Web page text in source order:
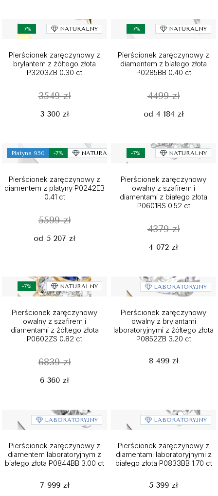
-7% NATURALNY
Pierścionek zaręczynowy z
brylantem z żółtego złota
P3203ZB 0.30 ct
3549 zł
3 300 zł
-7% NATURALNY
Pierścionek zaręczynowy z
diamentem z białego złota
P0285BB 0.40 ct
4499 zł
od 4 184 zł
Platyna 950 -7% NATURALNY
Pierścionek zaręczynowy z
diamentem z platyny P0242EB
0.41 ct
5599 zł
od 5 207 zł
-7% NATURALNY
Pierścionek zaręczynowy
owalny z szafirem i
diamentami z białego złota
P0601BS 0.52 ct
4379 zł
4 072 zł
-7% NATURALNY
Pierścionek zaręczynowy
owalny z szafirem i
diamentami z żółtego złota
P0602ZS 0.82 ct
6839 zł
6 360 zł
LABORATORYJNY
Pierścionek zaręczynowy
owalny z brylantami
laboratoryjnymi z żółtego złota
P0852ZB 3.20 ct
8 499 zł
LABORATORYJNY
Pierścionek zaręczynowy z
diamentem laboratoryjnym z
białego złota P0844BB 3.00 ct
7 999 zł
LABORATORYJNY
Pierścionek zaręczynowy z
diamentami laboratoryjnymi z
białego złota P0833BB 1.70 ct
5 399 zł